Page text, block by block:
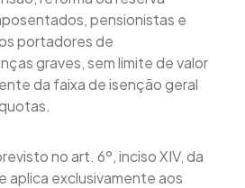
pensionistas e
portadores de
graves, sem limite de valor
da faixa de isenção geral
no art. 6º, inciso XIV, da
aplica exclusivamente aos